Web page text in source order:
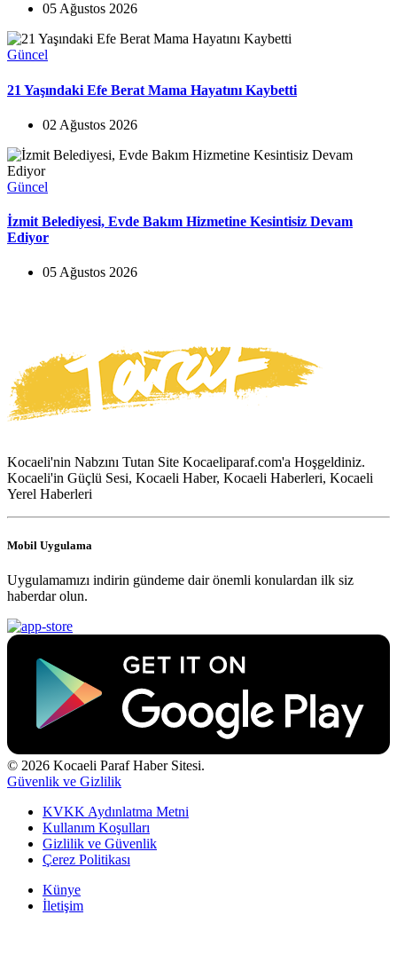
05 Ağustos 2026
Güncel
21 Yaşındaki Efe Berat Mama Hayatını Kaybetti
02 Ağustos 2026
Güncel
İzmit Belediyesi, Evde Bakım Hizmetine Kesintisiz Devam
Ediyor
05 Ağustos 2026
Kocaeli'nin Nabzını Tutan Site Kocaeliparaf.com'a Hoşgeldiniz.
Kocaeli'in Güçlü Sesi, Kocaeli Haber, Kocaeli Haberleri, Kocaeli
Yerel Haberleri
Mobil Uygulama
Uygulamamızı indirin gündeme dair önemli konulardan ilk siz
haberdar olun.
© 2026 Kocaeli Paraf Haber Sitesi.
Güvenlik ve Gizlilik
KVKK Aydınlatma Metni
Kullanım Koşulları
Gizlilik ve Güvenlik
Çerez Politikası
Künye
İletişim